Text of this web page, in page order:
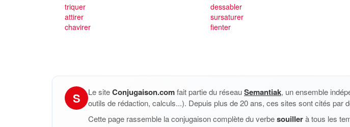
triquer
attirer
chavirer
dessabler
sursaturer
fienter
S Le siteConjugaison.comfait partie du réseauSemantiak, un ensemble
outils de rédaction, calculs...). Depuis plus de 20 ans, ces sites sont cités par
Cette page rassemble la conjugaison complète du verbesouillerà tous les